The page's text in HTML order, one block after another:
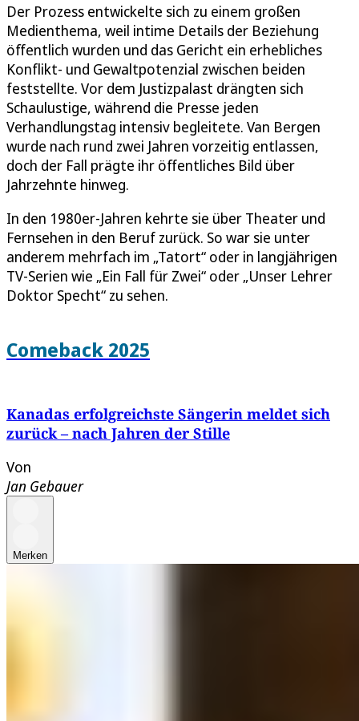
Der Prozess entwickelte sich zu einem großen
Medienthema, weil intime Details der Beziehung
öffentlich wurden und das Gericht ein erhebliches
Konflikt- und Gewaltpotenzial zwischen beiden
feststellte. Vor dem Justizpalast drängten sich
Schaulustige, während die Presse jeden
Verhandlungstag intensiv begleitete. Van Bergen
wurde nach rund zwei Jahren vorzeitig entlassen,
doch der Fall prägte ihr öffentliches Bild über
Jahrzehnte hinweg.
In den 1980er-Jahren kehrte sie über Theater und
Fernsehen in den Beruf zurück. So war sie unter
anderem mehrfach im „Tatort“ oder in langjährigen
TV-Serien wie „Ein Fall für Zwei“ oder „Unser Lehrer
Doktor Specht“ zu sehen.
Comeback 2025
Kanadas erfolgreichste Sängerin meldet sich
zurück – nach Jahren der Stille
Von
Jan Gebauer
Merken